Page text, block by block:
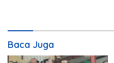
Baca Juga